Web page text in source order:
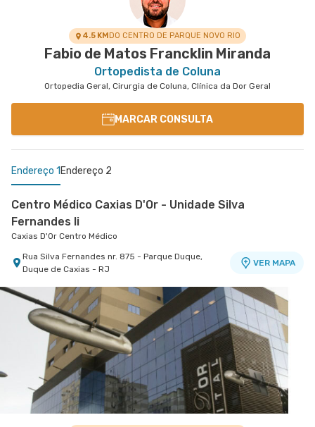
4.5 KMDO CENTRO DE PARQUE NOVO RIO
Fabio de Matos Francklin Miranda
Ortopedista de Coluna
Ortopedia Geral, Cirurgia de Coluna, Clínica da Dor Geral
MARCAR CONSULTA
Endereço 1 Endereço 2
Centro Médico Caxias D'Or - Unidade Silva
Fernandes Ii
Caxias D'Or Centro Médico
Rua Silva Fernandes nr. 875 - Parque Duque,
Duque de Caxias - RJ
VER MAPA
Centro Médico Balbino - Unidade Olaria
Hospital Balbino
Rua Angelica Mota nr. 90 2º Andar, 3º Andar e 4º
Andar - Olaria, Rio de Janeiro - RJ
VER MAPA